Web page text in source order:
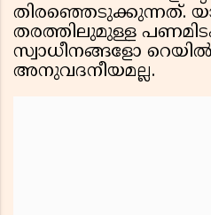
തിരഞ്ഞെടുക്കുന്നത്.
തരത്തിലുമുള്ള
സ്വാധീനങ്ങളോ
അനുവദനീയമല്ല.